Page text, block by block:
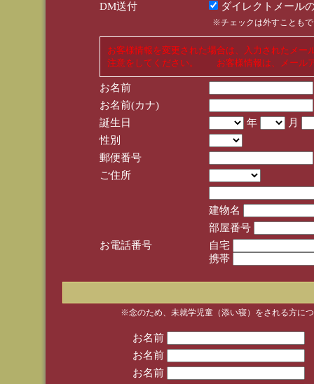
DM送付 ダイレクトメール
※チェックは外すことも
お客様情報を変更された場合は、入力されたメ
注意をしてください。 お客様情報は、メール
お名前
お名前(カナ)
誕生日
年
月
性別
郵便番号
ご住所
建物名
部屋番号
お電話番号
自宅
携帯
※念のため、未就学児童（添い寝）をされる方に
お名前
お名前
お名前